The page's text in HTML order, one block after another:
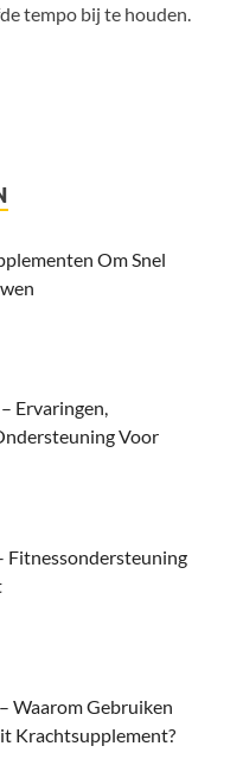
tempo bij te houden.
Om Snel
Ervaringen,
Voor
Fitnessondersteuning
Waarom Gebruiken
Krachtsupplement?